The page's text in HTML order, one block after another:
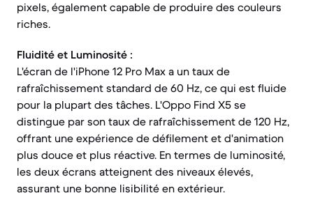
pixels, également capable de produire des couleurs
riches.
Fluidité et Luminosité :
L'écran de l'iPhone 12 Pro Max a un taux de
rafraîchissement standard de 60 Hz, ce qui est fluide
pour la plupart des tâches. L'Oppo Find X5 se
distingue par son taux de rafraîchissement de 120 Hz,
offrant une expérience de défilement et d'animation
plus douce et plus réactive. En termes de luminosité,
les deux écrans atteignent des niveaux élevés,
assurant une bonne lisibilité en extérieur.